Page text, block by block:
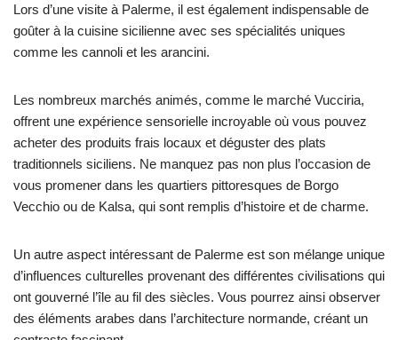
Lors d’une visite à Palerme, il est également indispensable de
goûter à la cuisine sicilienne avec ses spécialités uniques
comme les cannoli et les arancini.
Les nombreux marchés animés, comme le marché Vucciria,
offrent une expérience sensorielle incroyable où vous pouvez
acheter des produits frais locaux et déguster des plats
traditionnels siciliens. Ne manquez pas non plus l’occasion de
vous promener dans les quartiers pittoresques de Borgo
Vecchio ou de Kalsa, qui sont remplis d’histoire et de charme.
Un autre aspect intéressant de Palerme est son mélange unique
d’influences culturelles provenant des différentes civilisations qui
ont gouverné l’île au fil des siècles. Vous pourrez ainsi observer
des éléments arabes dans l’architecture normande, créant un